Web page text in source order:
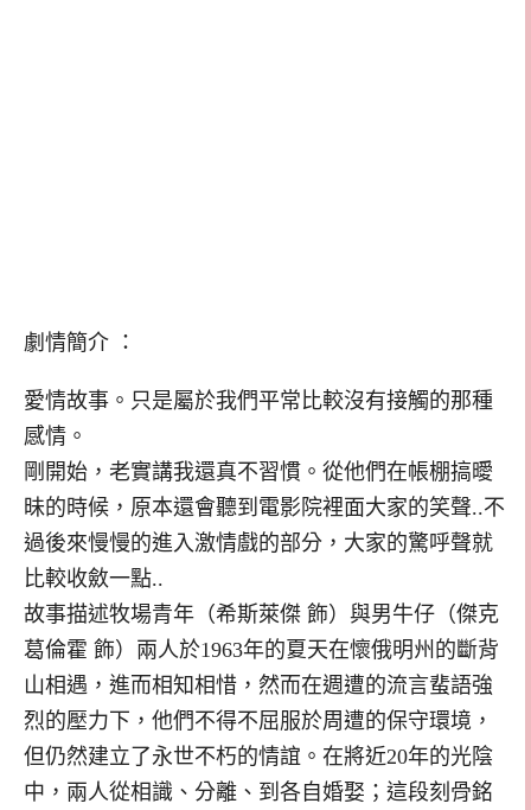
劇情簡介 ：
愛情故事。只是屬於我們平常比較沒有接觸的那種
感情。
剛開始，老實講我還真不習慣。從他們在帳棚搞曖
昧的時候，原本還會聽到電影院裡面大家的笑聲..不
過後來慢慢的進入激情戲的部分，大家的驚呼聲就
比較收斂一點..
故事描述牧場青年（希斯萊傑 飾）與男牛仔（傑克
葛倫霍 飾）兩人於1963年的夏天在懷俄明州的斷背
山相遇，進而相知相惜，然而在週遭的流言蜚語強
烈的壓力下，他們不得不屈服於周遭的保守環境，
但仍然建立了永世不朽的情誼。在將近20年的光陰
中，兩人從相識、分離、到各自婚娶；這段刻骨銘